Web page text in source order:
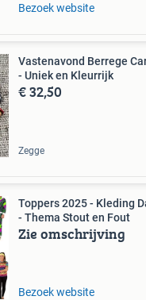
Bezoek website
Vastenavond Berrege
- Uniek en Kleurrijk
€ 32,50
Zegge
Toppers 2025 - Kleding
- Thema Stout en Fout
Zie omschrijving
Bezoek website